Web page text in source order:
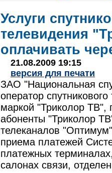
Услуги
телевидения
оплачивать
21.08.2009 19:15
версия для печати
ЗАО "Национальная
оператор
маркой "Триколор ТВ",
абоненты "Триколор
телеканалов
приема платежей
платежных
салонах связи,